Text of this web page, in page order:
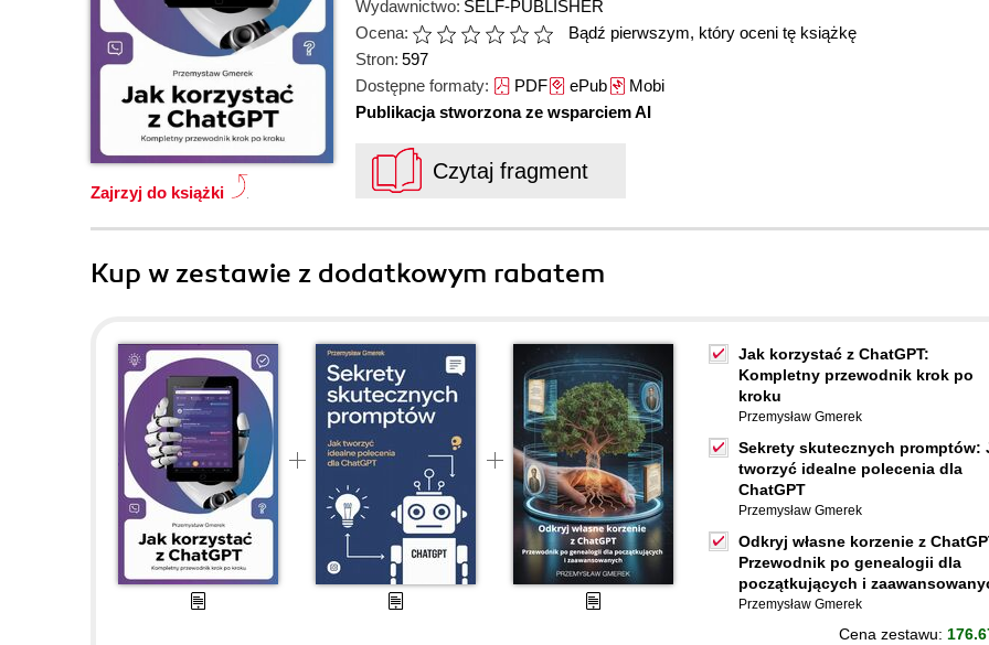
Zajrzyj do książki
Wydawnictwo: SELF-PUBLISHER
Ocena:
Bądź pierwszym, który oceni tę książkę
Stron: 597
Dostępne formaty: PDFePubMobi
Publikacja stworzona ze wsparciem AI
Czytaj fragment
Kup w zestawie z dodatkowym rabatem
Jak korzystać z ChatGPT:
Kompletny przewodnik krok po
kroku
Przemysław Gmerek
Sekrety skutecznych promptów:
tworzyć idealne polecenia dla
ChatGPT
Przemysław Gmerek
Odkryj własne korzenie z
Przewodnik po genealogii dla
początkujących i
Przemysław Gmerek
Cena zestawu: